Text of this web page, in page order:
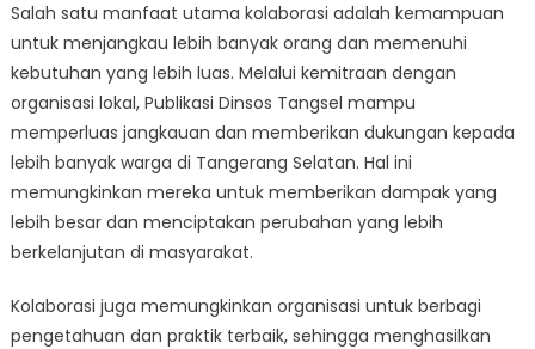
Salah satu manfaat utama kolaborasi adalah kemampuan
untuk menjangkau lebih banyak orang dan memenuhi
kebutuhan yang lebih luas. Melalui kemitraan dengan
organisasi lokal, Publikasi Dinsos Tangsel mampu
memperluas jangkauan dan memberikan dukungan kepada
lebih banyak warga di Tangerang Selatan. Hal ini
memungkinkan mereka untuk memberikan dampak yang
lebih besar dan menciptakan perubahan yang lebih
berkelanjutan di masyarakat.
Kolaborasi juga memungkinkan organisasi untuk berbagi
pengetahuan dan praktik terbaik, sehingga menghasilkan